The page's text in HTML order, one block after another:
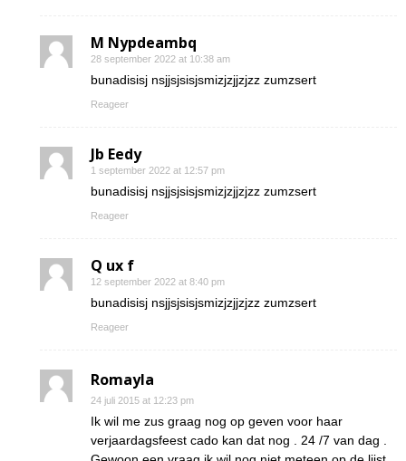
M Nypdeambq
28 september 2022 at 10:38 am
bunadisisj nsjjsjsisjsmizjzjjzjzz zumzsert
Reageer
Jb Eedy
1 september 2022 at 12:57 pm
bunadisisj nsjjsjsisjsmizjzjjzjzz zumzsert
Reageer
Q ux f
12 september 2022 at 8:40 pm
bunadisisj nsjjsjsisjsmizjzjjzjzz zumzsert
Reageer
Romayla
24 juli 2015 at 12:23 pm
Ik wil me zus graag nog op geven voor haar
verjaardagsfeest cado kan dat nog . 24 /7 van dag .